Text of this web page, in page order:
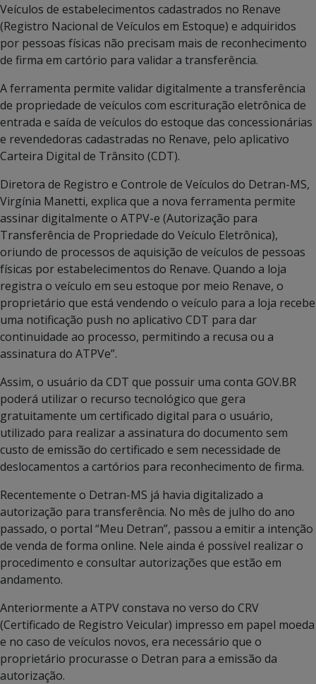
Veículos de estabelecimentos cadastrados no Renave
(Registro Nacional de Veículos em Estoque) e adquiridos
por pessoas físicas não precisam mais de reconhecimento
de firma em cartório para validar a transferência.
A ferramenta permite validar digitalmente a transferência
de propriedade de veículos com escrituração eletrônica de
entrada e saída de veículos do estoque das concessionárias
e revendedoras cadastradas no Renave, pelo aplicativo
Carteira Digital de Trânsito (CDT).
Diretora de Registro e Controle de Veículos do Detran-MS,
Virgínia Manetti, explica que a nova ferramenta permite
assinar digitalmente o ATPV-e (Autorização para
Transferência de Propriedade do Veículo Eletrônica),
oriundo de processos de aquisição de veículos de pessoas
físicas por estabelecimentos do Renave. Quando a loja
registra o veículo em seu estoque por meio Renave, o
proprietário que está vendendo o veículo para a loja recebe
uma notificação push no aplicativo CDT para dar
continuidade ao processo, permitindo a recusa ou a
assinatura do ATPVe”.
Assim, o usuário da CDT que possuir uma conta GOV.BR
poderá utilizar o recurso tecnológico que gera
gratuitamente um certificado digital para o usuário,
utilizado para realizar a assinatura do documento sem
custo de emissão do certificado e sem necessidade de
deslocamentos a cartórios para reconhecimento de firma.
Recentemente o Detran-MS já havia digitalizado a
autorização para transferência. No mês de julho do ano
passado, o portal “Meu Detran”, passou a emitir a intenção
de venda de forma online. Nele ainda é possível realizar o
procedimento e consultar autorizações que estão em
andamento.
Anteriormente a ATPV constava no verso do CRV
(Certificado de Registro Veicular) impresso em papel moeda
e no caso de veículos novos, era necessário que o
proprietário procurasse o Detran para a emissão da
autorização.